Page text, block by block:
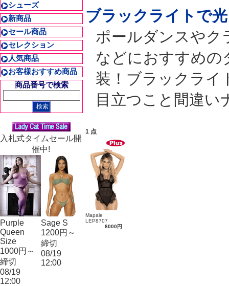
シューズ
新商品
セール商品
セレクション
人気商品
お客様おすすめ商品
商品番号で検索
入札式タイムセール開
催中!
Purple
Queen
Size
1000円～
締切
08/19
12:00
Sage S
1200円～
締切
08/19
12:00
ブラックライトで
ポールダンスやク
などにおすすめの
装！ブラックライ
目立つこと間違い
1 点
Mapale
LEP8707
8000円